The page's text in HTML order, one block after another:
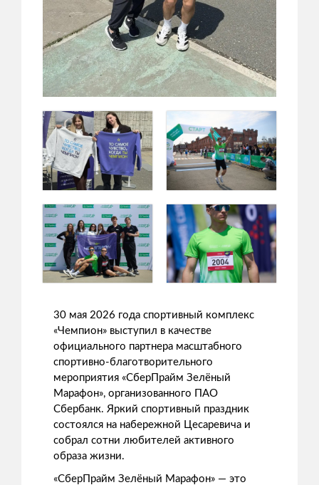
30 мая 2026 года спортивный комплекс
«Чемпион» выступил в качестве
официального партнера масштабного
спортивно-благотворительного
мероприятия «СберПрайм Зелёный
Марафон», организованного ПАО
Сбербанк. Яркий спортивный праздник
состоялся на набережной Цесаревича и
собрал сотни любителей активного
образа жизни.
«СберПрайм Зелёный Марафон» — это